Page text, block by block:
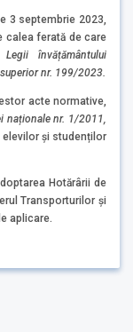
3 septembrie 2023,
calea ferată de care
Legii învățământului
nr. 199/2023.
acte normative,
naționale nr. 1/2011,
și studenților
Hotărârii de
Transporturilor și
aplicare.